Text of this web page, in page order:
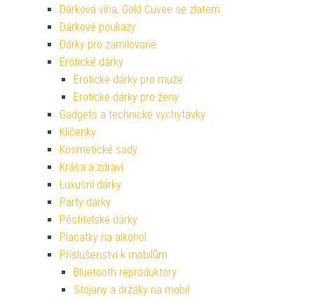
Dárková vína, Gold Cuvee se zlatem
Dárkové poukazy
Dárky pro zamilované
Erotické dárky
Erotické dárky pro muže
Erotické dárky pro ženy
Gadgets a technické vychytávky
Klíčenky
Kosmetické sady
Krása a zdraví
Luxusní dárky
Party dárky
Pěstitelské dárky
Placatky na alkohol
Příslušenství k mobilům
Bluetooth reproduktory
Stojany a držáky na mobil